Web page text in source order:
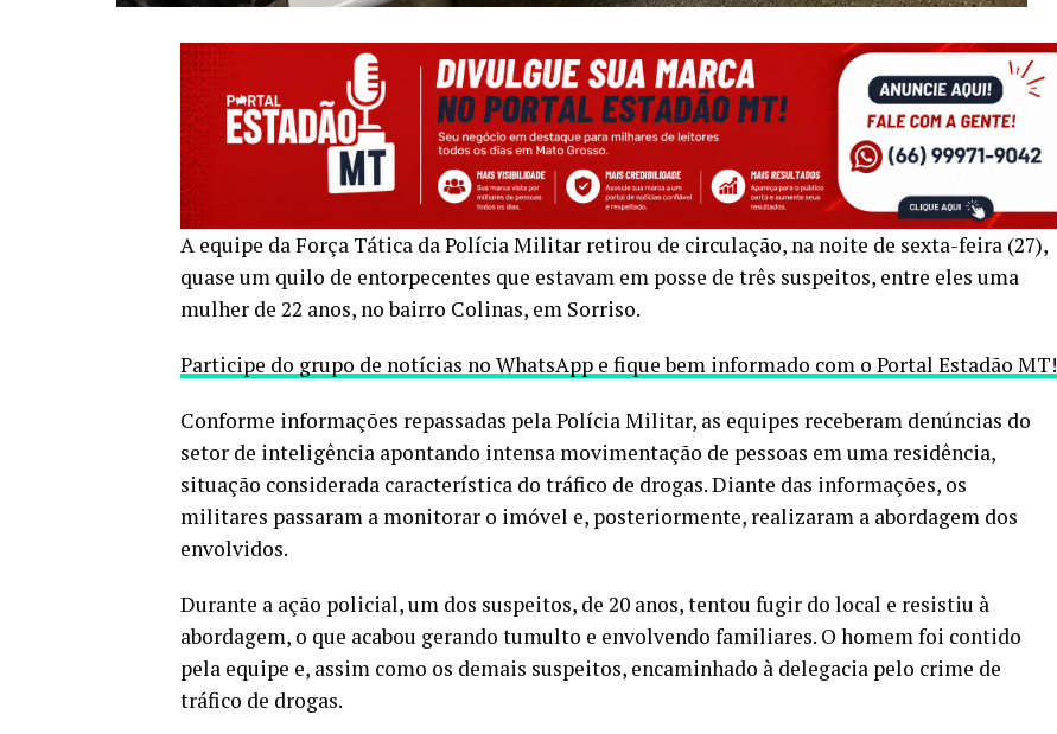
A equipe da Força Tática da Polícia Militar retirou de circulação, na noite de sexta-feira (27),
quase um quilo de entorpecentes que estavam em posse de três suspeitos, entre eles uma
mulher de 22 anos, no bairro Colinas, em Sorriso.
Participe do grupo de notícias no WhatsApp e fique bem informado com o Portal Estadão MT!
Conforme informações repassadas pela Polícia Militar, as equipes receberam denúncias do
setor de inteligência apontando intensa movimentação de pessoas em uma residência,
situação considerada característica do tráfico de drogas. Diante das informações, os
militares passaram a monitorar o imóvel e, posteriormente, realizaram a abordagem dos
envolvidos.
Durante a ação policial, um dos suspeitos, de 20 anos, tentou fugir do local e resistiu à
abordagem, o que acabou gerando tumulto e envolvendo familiares. O homem foi contido
pela equipe e, assim como os demais suspeitos, encaminhado à delegacia pelo crime de
tráfico de drogas.